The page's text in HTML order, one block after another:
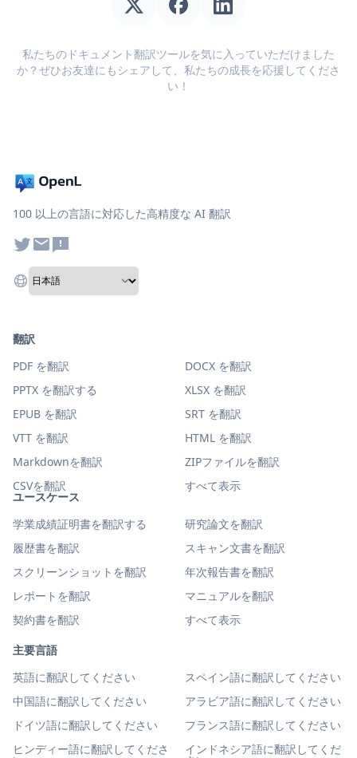
私たちのドキュメント翻訳ツールを気に入っていただけました
か？ぜひお友達にもシェアして、私たちの成長を応援してくださ
い！
100 以上の言語に対応した高精度な AI 翻訳
ユースケース
学業成績証明書を翻訳する
研究論文を翻訳
履歴書を翻訳
スキャン文書を翻訳
スクリーンショットを翻訳
年次報告書を翻訳
レポートを翻訳
マニュアルを翻訳
契約書を翻訳
すべて表示
主要言語
英語に翻訳してください
スペイン語に翻訳してください
中国語に翻訳してください
アラビア語に翻訳してください
ドイツ語に翻訳してください
フランス語に翻訳してください
ヒンディー語に翻訳してくださ
インドネシア語に翻訳してくだ
翻訳
PDF を翻訳
DOCX を翻訳
PPTX を翻訳する
XLSX を翻訳
EPUB を翻訳
SRT を翻訳
VTT を翻訳
HTML を翻訳
Markdownを翻訳
ZIPファイルを翻訳
CSVを翻訳
すべて表示